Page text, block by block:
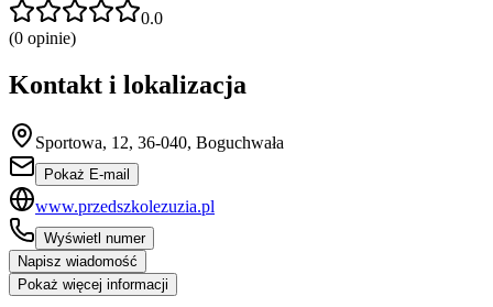
0.0
(0 opinie)
Kontakt i lokalizacja
Sportowa, 12, 36-040, Boguchwała
Pokaż E-mail
www.przedszkolezuzia.pl
Wyświetl numer
Napisz wiadomość
Pokaż więcej informacji